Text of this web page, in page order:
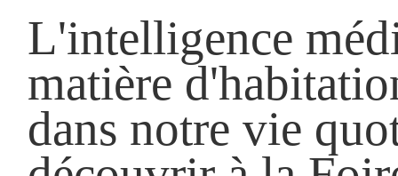
L'intelligence
matière
dans notre vie